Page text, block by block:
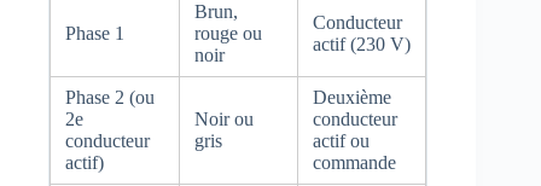
Phase 1
Brun,
rouge ou
noir
Conducteur
actif (230 V)
Phase 2 (ou
2e
conducteur
actif)
Noir ou
gris
Deuxième
conducteur
actif ou
commande